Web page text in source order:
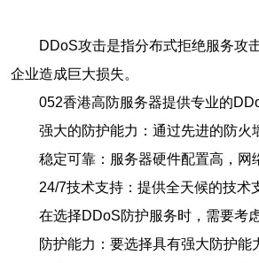
DDoS攻击是指分布式拒绝服务攻
企业造成巨大损失。
052香港高防服务器提供专业的
强大的防护能力：通过先进的防
稳定可靠：服务器硬件配置高，网
24/7技术支持：提供全天候的技术
在选择DDoS防护服务时，需要考
防护能力：要选择具有强大防护